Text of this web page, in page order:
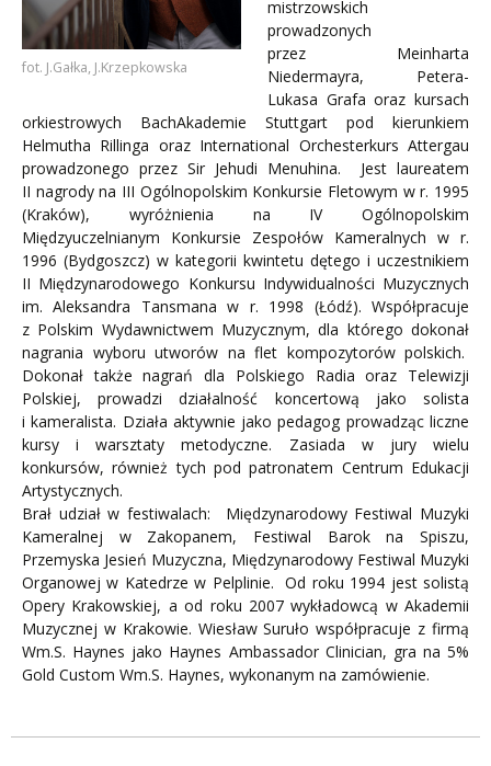
fot. J.Gałka, J.Krzepkowska
mistrzowskich
prowadzonych
przez Meinharta
Niedermayra, Petera-
Lukasa Grafa oraz kursach
orkiestrowych BachAkademie Stuttgart pod kierunkiem
Helmutha Rillinga oraz International Orchesterkurs Attergau
prowadzonego przez Sir Jehudi Menuhina. Jest laureatem
II nagrody na III Ogólnopolskim Konkursie Fletowym w r. 1995
(Kraków), wyróżnienia na IV Ogólnopolskim
Międzyuczelnianym Konkursie Zespołów Kameralnych w r.
1996 (Bydgoszcz) w kategorii kwintetu dętego i uczestnikiem
II Międzynarodowego Konkursu Indywidualności Muzycznych
im. Aleksandra Tansmana w r. 1998 (Łódź). Współpracuje
z Polskim Wydawnictwem Muzycznym, dla którego dokonał
nagrania wyboru utworów na flet kompozytorów polskich.
Dokonał także nagrań dla Polskiego Radia oraz Telewizji
Polskiej, prowadzi działalność koncertową jako solista
i kameralista. Działa aktywnie jako pedagog prowadząc liczne
kursy i warsztaty metodyczne. Zasiada w jury wielu
konkursów, również tych pod patronatem Centrum Edukacji
Artystycznych.
Brał udział w festiwalach: Międzynarodowy Festiwal Muzyki
Kameralnej w Zakopanem, Festiwal Barok na Spiszu,
Przemyska Jesień Muzyczna, Międzynarodowy Festiwal Muzyki
Organowej w Katedrze w Pelplinie. Od roku 1994 jest solistą
Opery Krakowskiej, a od roku 2007 wykładowcą w Akademii
Muzycznej w Krakowie. Wiesław Suruło współpracuje z firmą
Wm.S. Haynes jako Haynes Ambassador Clinician, gra na 5%
Gold Custom Wm.S. Haynes, wykonanym na zamówienie.